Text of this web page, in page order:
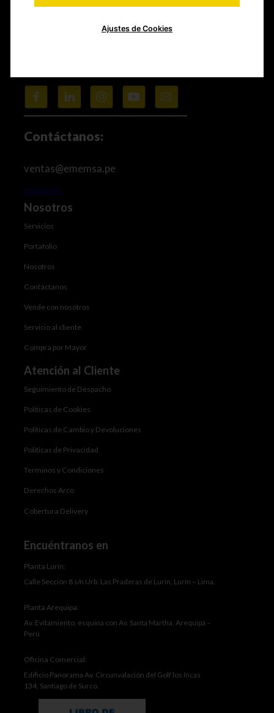
Contáctanos:
ventas@ememsa.pe
952252097
Nosotros
Servicios
Portafolio
Nosotros
Contáctanos
Vende con nosotros
Servicio al cliente
Compra por Mayor
Atención al Cliente
Seguimiento de Despacho
Politicas de Cookies
Politicas de Cambio y Devoluciones
Politicas de Privacidad
Terminos y Condiciones
Derechos Arco
Cobertura Delivery
Encuéntranos en
Planta Lurín:
Calle Sección 8 s/n Urb. Las Praderas de Lurín, Lurín – Lima.
Planta Arequipa:
Av. Evitamiento, esquina con Av. Santa Martha, Arequipa –
Perú
Oficina Comercial:
Edificio Panorama Av. Circunvalación del Golf los Incas
134, Santiago de Surco.
Ajustes de Cookies